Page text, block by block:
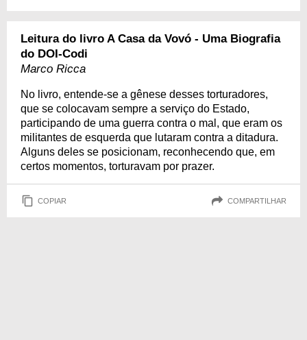
Leitura do livro A Casa da Vovó - Uma Biografia
do DOI-Codi
Marco Ricca
No livro, entende-se a gênese desses torturadores,
que se colocavam sempre a serviço do Estado,
participando de uma guerra contra o mal, que eram os
militantes de esquerda que lutaram contra a ditadura.
Alguns deles se posicionam, reconhecendo que, em
certos momentos, torturavam por prazer.
COPIAR COMPARTILHAR